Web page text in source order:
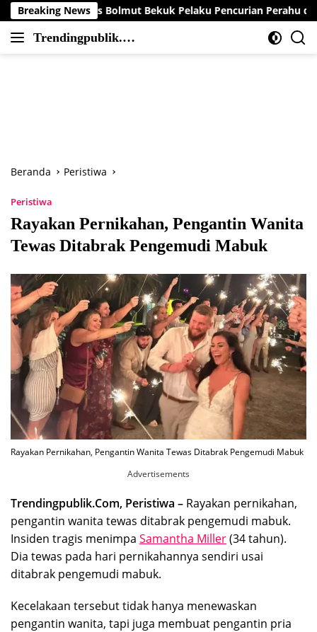
Langsung
ke
konten
Breaking News
Bolmut Bekuk Pelaku Pencurian Perahu di Daerah Buol
Trendingpublik.co
Berita
Beranda Peristiwa
Peristiwa
Rayakan Pernikahan, Pengantin Wanita
Tewas Ditabrak Pengemudi Mabuk
Rayakan Pernikahan, Pengantin Wanita Tewas Ditabrak Pengemudi Mabuk
Advertisements
Trendingpublik.Com, Peristiwa – Rayakan pernikahan,
pengantin wanita tewas ditabrak pengemudi mabuk.
Insiden tragis menimpa Samantha Miller(34 tahun).
Dia tewas pada hari pernikahannya sendiri usai
ditabrak pengemudi mabuk.
Kecelakaan tersebut tidak hanya menewaskan
pengantin wanita, tapi juga membuat pengantin pria